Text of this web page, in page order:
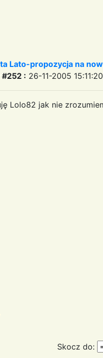
Lato-propozycja na
: 26-11-2005
Lolo82 jak nie
Skocz do: